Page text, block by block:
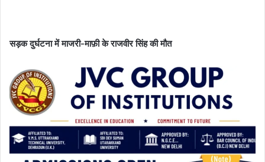
सड़क दुर्घटना में माजरी-माफ़ी के राजवीर सिंह की मौत